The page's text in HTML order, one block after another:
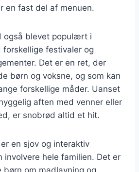
en fast del af menuen.
også blevet populært i
festivaler og
Det er en ret, der
børn og voksne, og som kan
forskellige måder. Uanset
aften med venner eller
er snobrød altid et hit.
en sjov og interaktiv
involvere hele familien. Det er
om madlavning og